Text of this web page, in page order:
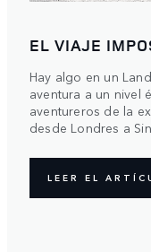
EL VIAJE
Hay algo en un
aventura a un nivel
aventureros de la
desde Londres a
LEER EL